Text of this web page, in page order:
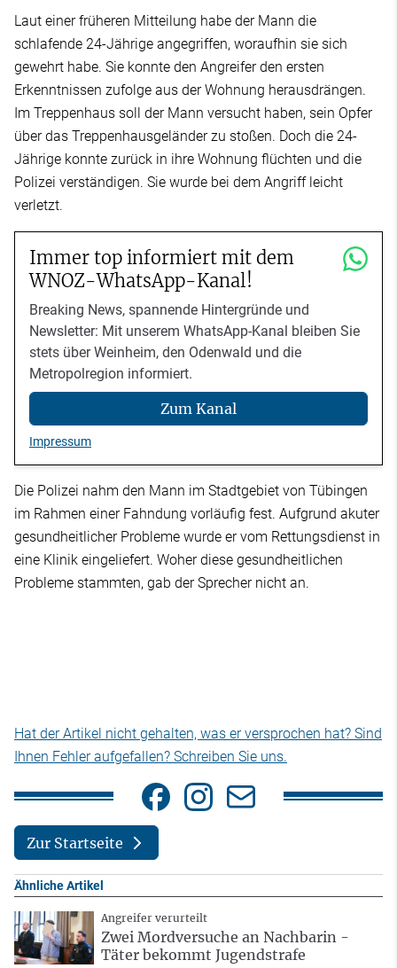
Laut einer früheren Mitteilung habe der Mann die
schlafende 24-Jährige angegriffen, woraufhin sie sich
gewehrt habe. Sie konnte den Angreifer den ersten
Erkenntnissen zufolge aus der Wohnung herausdrängen.
Im Treppenhaus soll der Mann versucht haben, sein Opfer
über das Treppenhausgeländer zu stoßen. Doch die 24-
Jährige konnte zurück in ihre Wohnung flüchten und die
Polizei verständigen. Sie wurde bei dem Angriff leicht
verletzt.
Immer top informiert mit dem
WNOZ-WhatsApp-Kanal!
Breaking News, spannende Hintergründe und
Newsletter: Mit unserem WhatsApp-Kanal bleiben Sie
stets über Weinheim, den Odenwald und die
Metropolregion informiert.
Zum Kanal
Impressum
Die Polizei nahm den Mann im Stadtgebiet von Tübingen
im Rahmen einer Fahndung vorläufig fest. Aufgrund akuter
gesundheitlicher Probleme wurde er vom Rettungsdienst in
eine Klinik eingeliefert. Woher diese gesundheitlichen
Probleme stammten, gab der Sprecher nicht an.
Hat der Artikel nicht gehalten, was er versprochen hat? Sind
Ihnen Fehler aufgefallen? Schreiben Sie uns.
Zur Startseite
Ähnliche Artikel
Angreifer verurteilt
Zwei Mordversuche an Nachbarin -
Täter bekommt Jugendstrafe